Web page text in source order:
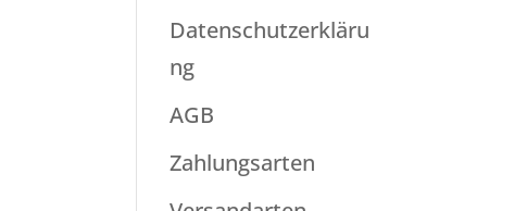
Datenschutzerkläru
ng
AGB
Zahlungsarten